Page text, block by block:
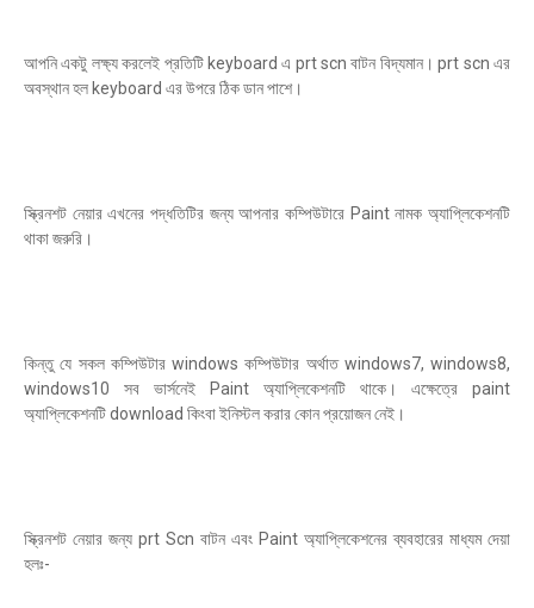
আপনি একটু লক্ষ্য করলেই প্রতিটি keyboard এ prt scn বাটন বিদ্যমান। prt scn এর
অবস্থান হল keyboard এর উপরে ঠিক ডান পাশে।
স্ক্রিনশট নেয়ার এখনের পদ্ধতিটির জন্য আপনার কম্পিউটারে Paint নামক অ্যাপ্লিকেশনটি
থাকা জরুরি।
কিন্তু যে সকল কম্পিউটার windows কম্পিউটার অর্থাত windows7, windows8,
windows10 সব ভার্সনেই Paint অ্যাপ্লিকেশনটি থাকে। এক্ষেত্রে paint
অ্যাপ্লিকেশনটি download কিংবা ইনিস্টল করার কোন প্রয়োজন নেই।
স্ক্রিনশট নেয়ার জন্য prt Scn বাটন এবং Paint অ্যাপ্লিকেশনের ব্যবহারের মাধ্যম দেয়া
হলঃ-